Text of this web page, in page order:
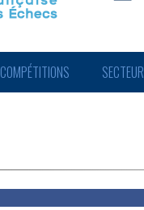
COMPÉTITIONS